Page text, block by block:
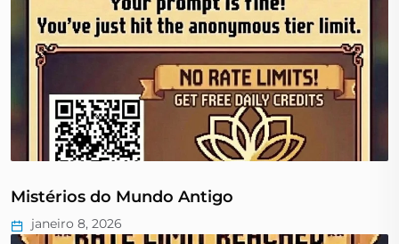
Mistérios do Mundo Antigo
janeiro 8, 2026